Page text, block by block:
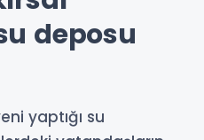
deposu
yaptığı su